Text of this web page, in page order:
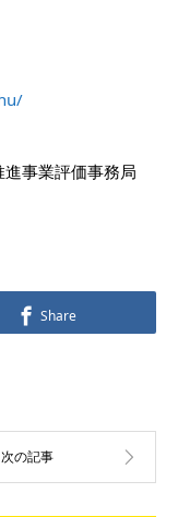
事業評価事務局
Share